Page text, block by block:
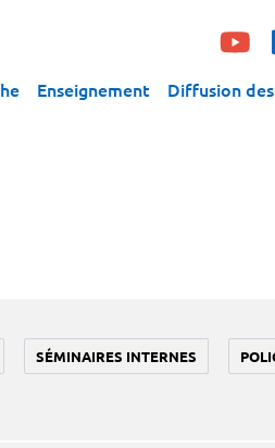
Enseignement Diffusion
SÉMINAIRES INTERNES